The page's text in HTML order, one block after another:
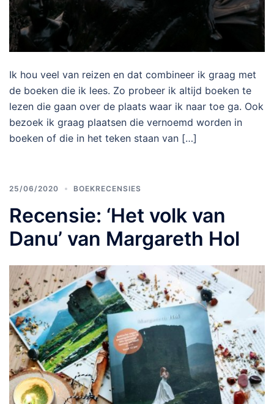
Ik hou veel van reizen en dat combineer ik graag met
de boeken die ik lees. Zo probeer ik altijd boeken te
lezen die gaan over de plaats waar ik naar toe ga. Ook
bezoek ik graag plaatsen die vernoemd worden in
boeken of die in het teken staan van […]
25/06/2020 BOEKRECENSIES
Recensie: ‘Het volk van
Danu’ van Margareth Hol